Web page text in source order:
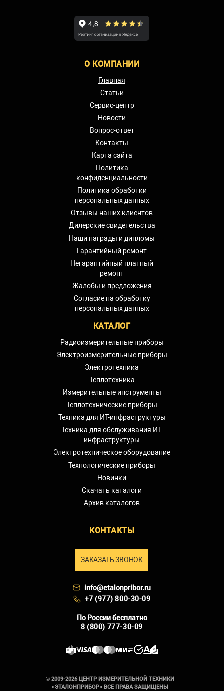
О КОМПАНИИ
Главная
Статьи
Сервис-центр
Новости
Вопрос-ответ
Контакты
Карта сайта
Политика
конфиденциальности
Политика обработки
персональных данных
Отзывы наших клиентов
Дилерские свидетельства
Наши награды и дипломы
Гарантийный ремонт
Негарантийный платный
ремонт
Жалобы и предложения
Согласие на обработку
персональных данных
КАТАЛОГ
Радиоизмерительные приборы
Электроизмерительные приборы
Электротехника
Теплотехника
Измерительные инструменты
Теплотехнические приборы
Техника для ИТ-инфраструктуры
Техника для обслуживания ИТ-
инфраструктуры
Электротехническое оборудование
Технологические приборы
Новинки
Скачать каталоги
Архив каталогов
КОНТАКТЫ
ЗАКАЗАТЬ ЗВОНОК
info@etalonpribor.ru
+7 (977) 800-30-09
По России бесплатно
8 (800) 777-30-09
© 2009-2026 ЦЕНТР ИЗМЕРИТЕЛЬНОЙ ТЕХНИКИ
«ЭТАЛОНПРИБОР» ВСЕ ПРАВА ЗАЩИЩЕНЫ